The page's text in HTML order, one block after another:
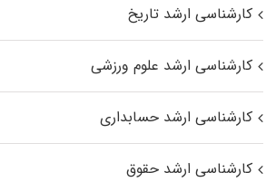
کارشناسی ارشد تاریخ
کارشناسی ارشد علوم ورزشی
کارشناسی ارشد حسابداری
کارشناسی ارشد حقوق